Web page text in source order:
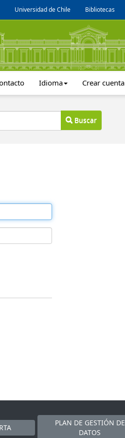
Universidad de Chile Bibliotecas
Idioma Crear cuenta
Buscar
PLAN DE GESTIÓN DE
DATOS